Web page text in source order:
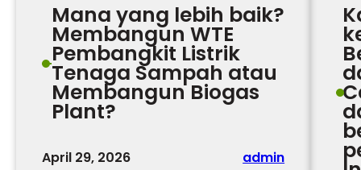
Mana yang lebih baik?
Membangun WTE
Pembangkit Listrik
Tenaga Sampah atau
Membangun Biogas
Plant?
April 29, 2026
admin